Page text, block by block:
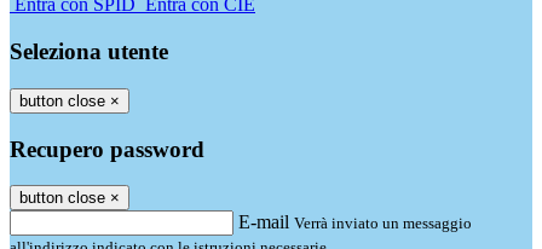
Entra con SPID Entra con CIE
Seleziona utente
button close ×
Recupero password
button close ×
E-mail Verrà inviato un messaggio